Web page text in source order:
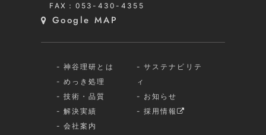
FAX：053-430-4355
Google MAP
神谷理研とは
めっき処理
技術・品質
解決実績
会社案内
サステナビリテ
ィ
お知らせ
採用情報